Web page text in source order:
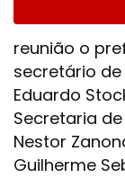
reunião o
secretário de
Eduardo
Secretaria
Nestor
Guilherme